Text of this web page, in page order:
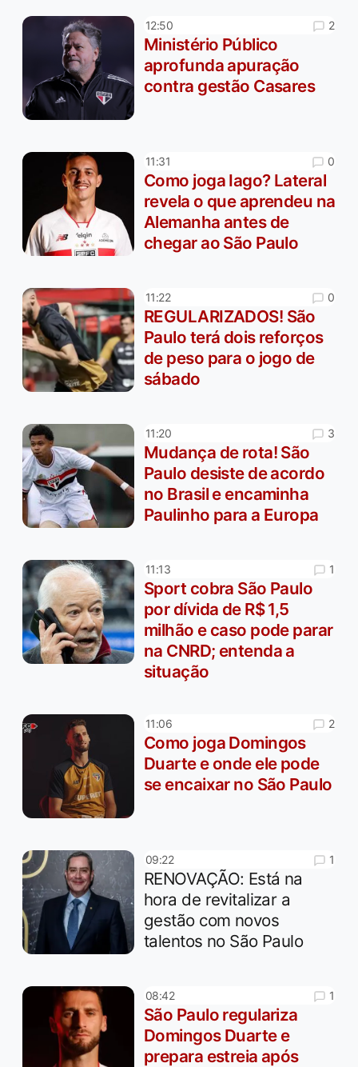
12:50 2
Ministério Público
aprofunda apuração
contra gestão Casares
11:31 0
Como joga Iago? Lateral
revela o que aprendeu na
Alemanha antes de
chegar ao São Paulo
11:22 0
REGULARIZADOS! São
Paulo terá dois reforços
de peso para o jogo de
sábado
11:20 3
Mudança de rota! São
Paulo desiste de acordo
no Brasil e encaminha
Paulinho para a Europa
11:13 1
Sport cobra São Paulo
por dívida de R$ 1,5
milhão e caso pode parar
na CNRD; entenda a
situação
11:06 2
Como joga Domingos
Duarte e onde ele pode
se encaixar no São Paulo
09:22 1
RENOVAÇÃO: Está na
hora de revitalizar a
gestão com novos
talentos no São Paulo
08:42 1
São Paulo regulariza
Domingos Duarte e
prepara estreia após